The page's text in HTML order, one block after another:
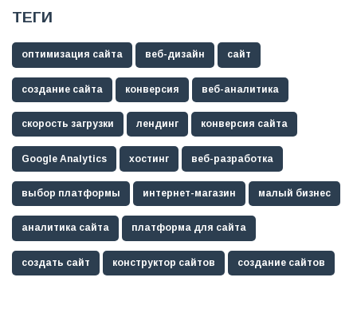
ТЕГИ
оптимизация сайта веб-дизайн сайт
создание сайта конверсия веб-аналитика
скорость загрузки лендинг конверсия сайта
Google Analytics хостинг веб-разработка
выбор платформы интернет-магазин малый бизнес
аналитика сайта платформа для сайта
создать сайт конструктор сайтов создание сайтов